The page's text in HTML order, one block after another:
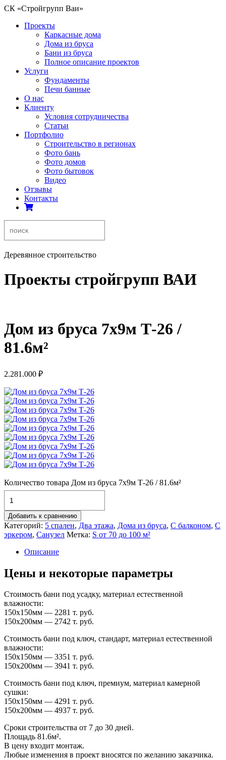
СК «Стройгрупп Ваи»
Проекты
Каркасные дома
Дома из бруса
Бани из бруса
Полное описание проектов
Услуги
Фундаменты
Печи банные
О нас
Клиенту
Условия сотрудничества
Статьи
Портфолио
Строительство в регионах
Фото бань
Фото домов
Фото бытовок
Видео
Отзывы
Контакты
Деревянное строительство
Проекты стройгрупп ВАИ
Дом из бруса 7х9м Т-26 /
81.6м²
2.281.000 ₽
Количество товара Дом из бруса 7х9м Т-26 / 81.6м²
Добавить к сравнению
Категорий: 5 спален, Два этажа, Дома из бруса, С балконом, С
эркером, Санузел Метка: S от 70 до 100 м²
Описание
Цены и некоторые параметры
Стоимость бани под усадку, материал естественной
влажности:
150х150мм — 2281 т. руб.
150х200мм — 2742 т. руб.
Стоимость бани под ключ, стандарт, материал естественной
влажности:
150х150мм — 3351 т. руб.
150х200мм — 3941 т. руб.
Стоимость бани под ключ, премиум, материал камерной
сушки:
150х150мм — 4291 т. руб.
150х200мм — 4937 т. руб.
Сроки строительства от 7 до 30 дней.
Площадь 81.6м².
В цену входит монтаж.
Любые изменения в проект вносятся по желанию заказчика.